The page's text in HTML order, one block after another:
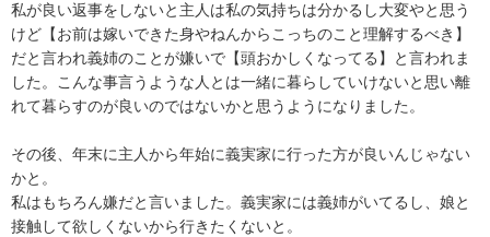
私が良い返事をしないと主人は私の気持ちは分かるし大変やと思う
けど【お前は嫁いできた身やねんからこっちのこと理解するべき】
だと言われ義姉のことが嫌いで【頭おかしくなってる】と言われま
した。こんな事言うような人とは一緒に暮らしていけないと思い離
れて暮らすのが良いのではないかと思うようになりました。
その後、年末に主人から年始に義実家に行った方が良いんじゃない
かと。
私はもちろん嫌だと言いました。義実家には義姉がいてるし、娘と
接触して欲しくないから行きたくないと。